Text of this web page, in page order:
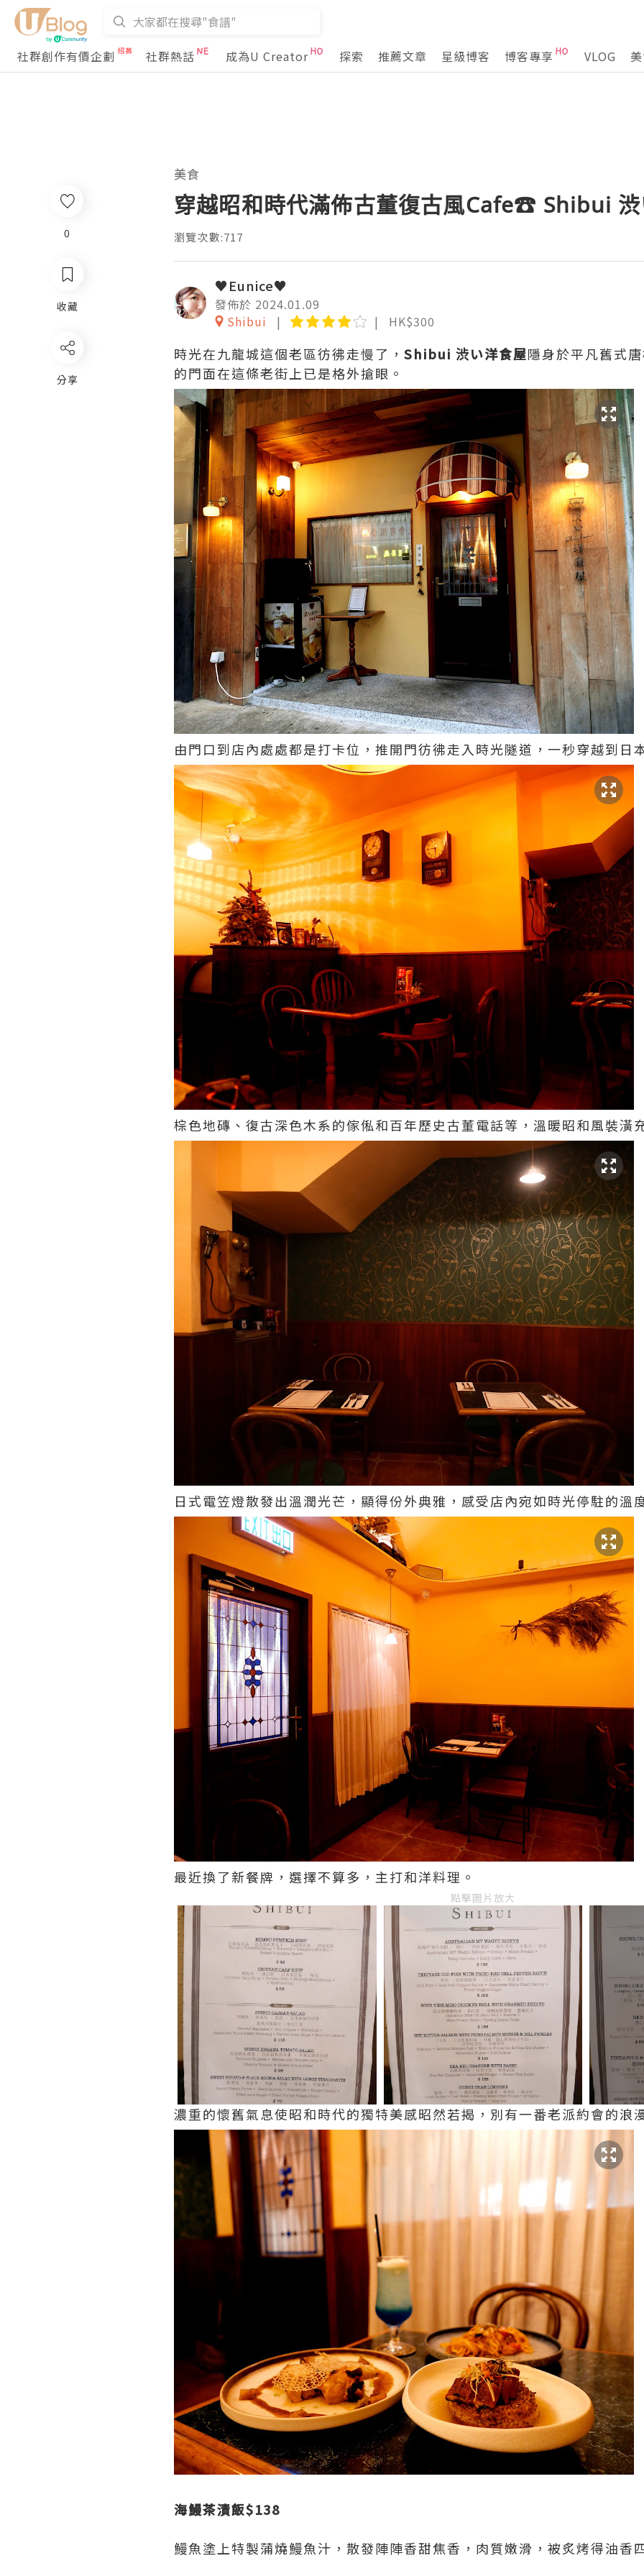
社群創作有價企劃 社群熱話 成為U Creator 探索 推薦文章 星級博客 博客專享 VLOG
0
收藏
分享
美食
穿越昭和時代滿佈古董復古風Cafe☎ Shibui
瀏覽次數:717
♥Eunice♥
發佈於 2024.01.09
Shibui
HK$300
時光在九龍城這個老區彷彿走慢了， Shibui 渋い洋食屋隱身於平凡舊式
的門面在這條老街上已是格外搶眼。
由門口到店內處處都是打卡位，推開門彷彿走入時光隧道，一秒穿越到日
棕色地磚、復古深色木系的傢俬和百年歷史古董電話等，溫暖昭和風裝潢
日式電笠燈散發出溫潤光芒，顯得份外典雅，感受店內宛如時光停駐的溫
最近換了新餐牌，選擇不算多，主打和洋料理。
點擊圖片放大
濃重的懷舊氣息使昭和時代的獨特美感昭然若揭，別有一番老派約會的浪
海鰻茶漬飯$138
鰻魚塗上特製蒲燒鰻魚汁，散發陣陣香甜焦香，肉質嫩滑，被炙烤得油香